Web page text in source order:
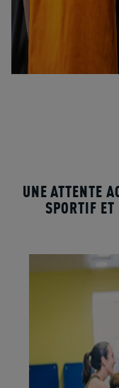
UNE ATTENTE
SPORTIF ET